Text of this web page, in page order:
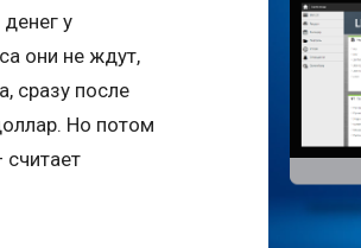
у
они не ждут,
сразу после
Но потом
считает